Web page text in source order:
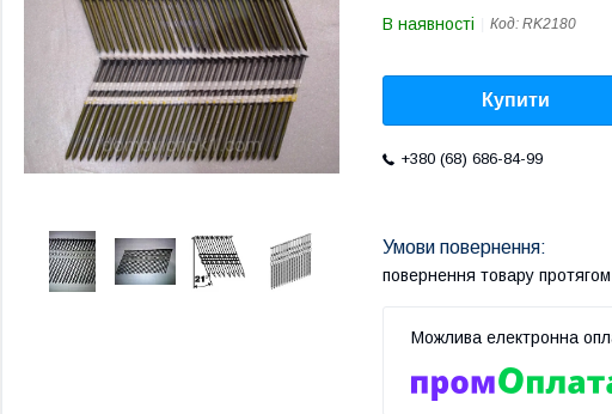
В наявності Код: RK2180
Купити
+380 (68) 686-84-99
повернення товару